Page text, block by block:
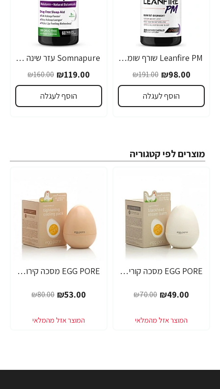
-49%
Leanfire PM שורף שומנים ללילה 60 כמוסות צמחיות - מבית Force Factor
₪98.00
₪191.00
הוסף לעגלה
-26%
Somnapure עזר שינה טבעי 60 טבליות - מבית Force Factor
₪119.00
₪160.00
הוסף לעגלה
מוצרים לפי קטגוריה
-30% EGG PORE מסכה קוריאנית לניקוי ראשים שחורים 30 גרם - מבית Tony Moly
₪49.00
₪70.00
-34% EGG PORE מסכה קירור לכיווץ נקבוביות 30 גרם - מבית Tony Moly
₪53.00
₪80.00